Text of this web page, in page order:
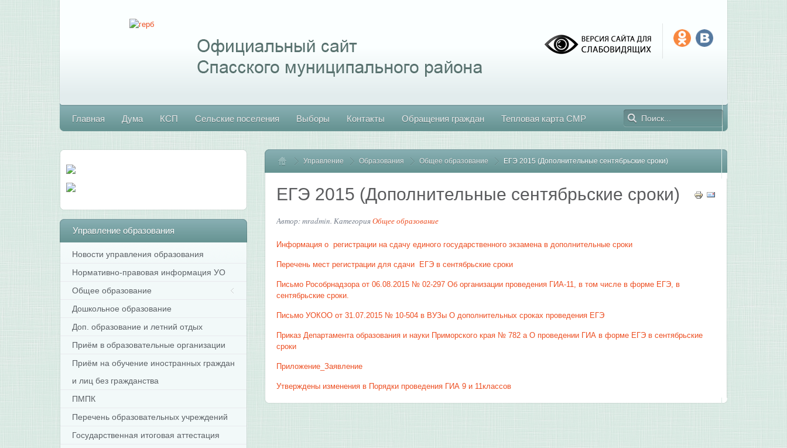
Главная Дума КСП Сельские поселения Выборы Контакты Обращения граждан Тепловая карта СМР
Главная
Управление Образования Общее образование ЕГЭ 2015 (Дополнительные сентябрьские сроки)
ЕГЭ 2015 (Дополнительные сентябрьские сроки)
Автор: mradmin. КатегорияОбщее образование
Информация о регистрации на сдачу единого государственного экзамена в дополнительные сроки
Перечень мест регистрации для сдачи ЕГЭ в сентябрьские сроки
Письмо Рособрнадзора от 06.08.2015 № 02-297 Об организации проведения ГИА-11, в том числе в форме ЕГЭ, в
сентябрьские сроки.
Письмо УОКОО от 31.07.2015 № 10-504 в ВУЗы О дополнительных сроках проведения ЕГЭ
Приказ Департамента образования и науки Приморского края № 782 а О проведении ГИА в форме ЕГЭ в сентябрьские
сроки
Приложение_Заявление
Утверждены изменения в Порядки проведения ГИА 9 и 11классов
Управление образования
Новости управления образования
Нормативно-правовая информация УО
Общее образование
Дошкольное образование
Доп. образование и летний отдых
Приём в образовательные организации
Приём на обучение иностранных граждан
и лиц без гражданства
ПМПК
Перечень образовательных учреждений
Государственная итоговая аттестация